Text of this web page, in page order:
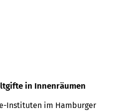
in Innenräumen
Insti­tuten im Hamburger